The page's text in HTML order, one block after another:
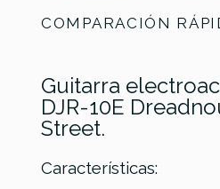
COMPARACIÓN
Guitarra
DJR-10E
Street.
Características: